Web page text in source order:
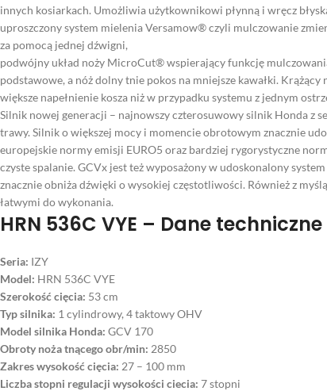
innych kosiarkach. Umożliwia użytkownikowi płynną i wręcz
uproszczony system mielenia Versamow® czyli mulczowanie
za pomocą jednej dźwigni,
podwójny układ noży MicroCut® wspierający funkcję
podstawowe, a nóż dolny tnie pokos na mniejsze kawałki.
większe napełnienie kosza niż w przypadku systemu z jednym
Silnik nowej generacji – najnowszy czterosuwowy silnik Honda z
trawy. Silnik o większej mocy i momencie obrotowym znacznie
europejskie normy emisji EURO5 oraz bardziej rygorystyczne
czyste spalanie. GCVx jest też wyposażony w udoskonalony
znacznie obniża dźwięki o wysokiej częstotliwości. Również z
łatwymi do wykonania.
HRN 536C VYE – Dane techniczne
Seria: IZY
Model: HRN 536C VYE
Szerokość cięcia: 53 cm
Typ silnika: 1 cylindrowy, 4 taktowy OHV
Model silnika Honda: GCV 170
Obroty noża tnącego obr/min: 2850
Zakres wysokość cięcia: 27 – 100 mm
Liczba stopni regulacji wysokości ciecia: 7 stopni